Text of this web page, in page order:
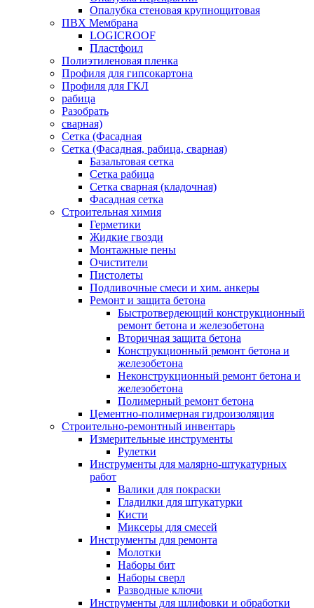
Опалубка стеновая крупнощитовая
ПВХ Мембрана
LOGICROOF
Плaстфoил
Полиэтиленовая пленка
Профиля для гипсокартона
Профиля для ГКЛ
рабица
Разобрать
сварная)
Сетка (Фасадная
Сетка (Фасадная, рабица, сварная)
Базальтовая сетка
Сетка рабица
Сетка сварная (кладочная)
Фасадная сетка
Строительная химия
Герметики
Жидкие гвозди
Монтажные пены
Очистители
Пистолеты
Подливочные смеси и хим. анкеры
Ремонт и защита бетона
Быстротвердеющий конструкционный
ремонт бетона и железобетона
Вторичная защита бетона
Конструкционный ремонт бетона и
железобетона
Неконструкционный ремонт бетона и
железобетона
Полимерный ремонт бетона
Цементно-полимерная гидроизоляция
Строительно-ремонтный инвентарь
Измерительные инструменты
Рулетки
Инструменты для малярно-штукатурных
работ
Валики для покраски
Гладилки для штукатурки
Кисти
Миксеры для смесей
Инструменты для ремонта
Молотки
Наборы бит
Наборы сверл
Разводные ключи
Инструменты для шлифовки и обработки